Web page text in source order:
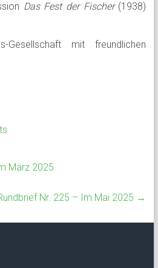
Das Fest der Fischer(1938)
Gesellschaft mit freundlichen
März 2025
Nr. 225 – Im Mai 2025 →